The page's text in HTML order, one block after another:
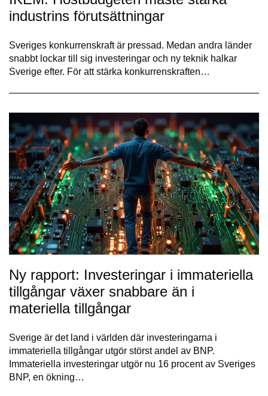
industrins förutsättningar
Sveriges konkurrenskraft är pressad. Medan andra länder
snabbt lockar till sig investeringar och ny teknik halkar
Sverige efter. För att stärka konkurrenskraften…
Ny rapport: Investeringar i immateriella
tillgångar växer snabbare än i
materiella tillgångar
Sverige är det land i världen där investeringarna i
immateriella tillgångar utgör störst andel av BNP.
Immateriella investeringar utgör nu 16 procent av Sveriges
BNP, en ökning…